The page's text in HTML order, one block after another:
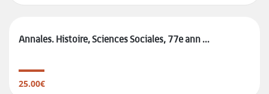
Annales. Histoire, Sciences Sociales, 77e ann ...
25.00€